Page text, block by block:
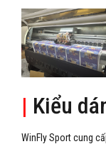
| Kiểu
WinFly Sport cung